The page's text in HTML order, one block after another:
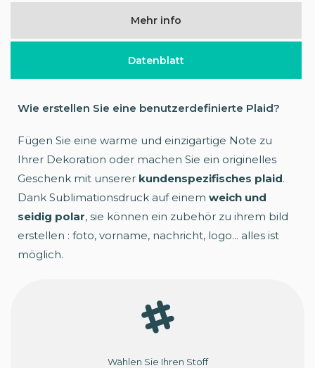
Mehr info
Datenblatt
Wie erstellen Sie eine benutzerdefinierte Plaid?
Fügen Sie eine warme und einzigartige Note zu
Ihrer Dekoration oder machen Sie ein originelles
Geschenk mit unserer kundenspezifisches plaid.
Dank Sublimationsdruck auf einem weich und
seidig polar, sie können ein zubehör zu ihrem bild
erstellen : foto, vorname, nachricht, logo... alles ist
möglich.
Wählen Sie Ihren Stoff